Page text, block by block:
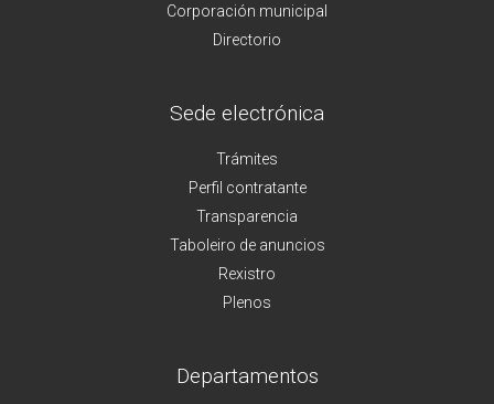
Corporación municipal
Directorio
Sede electrónica
Trámites
Perfil contratante
Transparencia
Taboleiro de anuncios
Rexistro
Plenos
Departamentos